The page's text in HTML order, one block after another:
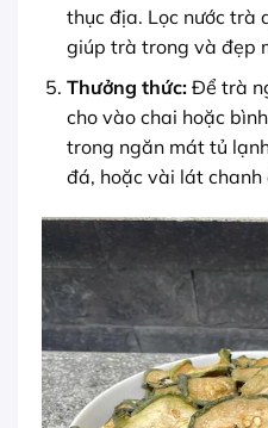
thục địa. Lọc nước trà
giúp trà trong và đẹp
Thưởng thức:Để trà
cho vào chai hoặc
trong ngăn mát tủ
đá, hoặc vài lát